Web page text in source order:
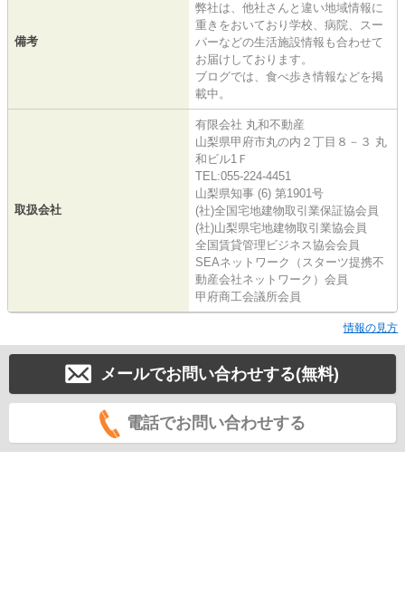
備考
弊社は、他社さんと違い地域情報に
重きをおいており学校、病院、スー
パーなどの生活施設情報も合わせて
お届けしております。
ブログでは、食べ歩き情報などを掲
載中。
取扱会社
有限会社 丸和不動産
山梨県甲府市丸の内２丁目８－３ 丸
和ビル1Ｆ
TEL:055-224-4451
山梨県知事 (6) 第1901号
(社)全国宅地建物取引業保証協会員
(社)山梨県宅地建物取引業協会員
全国賃貸管理ビジネス協会会員
SEAネットワーク（スターツ提携不
動産会社ネットワーク）会員
甲府商工会議所会員
情報の見方
メールでお問い合わせする(無料)
電話でお問い合わせする